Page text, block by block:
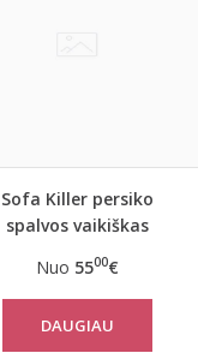
Sofa Killer persiko
spalvos vaikiškas
Nuo 5500€
DAUGIAU